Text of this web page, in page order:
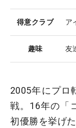
得意クラブ ア
趣味 友
2005年にプロ
戦。16年の「
初優勝を挙げ